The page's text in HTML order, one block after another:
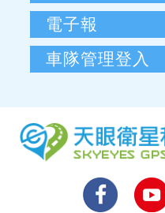
電子報
車隊管理登入